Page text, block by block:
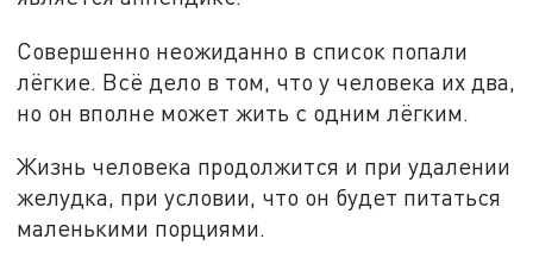
Совершенно неожиданно в список попали
лёгкие. Всё дело в том, что у человека их два,
но он вполне может жить с одним лёгким.
Жизнь человека продолжится и при удалении
желудка, при условии, что он будет питаться
маленькими порциями.